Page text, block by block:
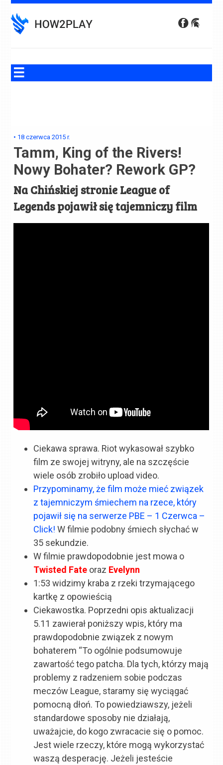
to
content
• 18 czerwca 2015 r.
Tamm, King of the Rivers!
Nowy Bohater? Rework GP?
Na Chińskiej stronie League of
Legends pojawił się tajemniczy film
Ciekawa sprawa. Riot wykasował szybko
film ze swojej witryny, ale na szczęście
wiele osób zrobiło upload video.
Przypominamy, że film może mieć związek
z tajemniczym śmiechem na rzece, który
pojawił się na serwerze PBE – 1 Czerwca –
Click! W filmie podobny śmiech słychać w
35 sekundzie.
W filmie prawdopodobnie jest mowa o
Twisted Fate oraz Evelynn
1:53 widzimy kraba z rzeki trzymającego
kartkę z opowieścią
Ciekawostka. Poprzedni opis aktualizacji
5.11 zawierał poniższy wpis, który ma
prawdopodobnie związek z nowym
bohaterem “To ogólnie podsumowuje
zawartość tego patcha. Dla tych, którzy mają
problemy z radzeniem sobie podczas
meczów League, staramy się wyciągać
pomocną dłoń. To powiedziawszy, jeżeli
standardowe sposoby nie działają,
uważajcie, do kogo zwracacie się o pomoc.
Jest wiele rzeczy, które mogą wykorzystać
waszą desperację. Jeżeli jesteście